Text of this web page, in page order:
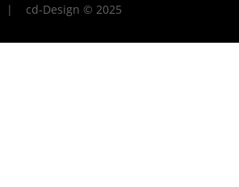
| cd-Design © 2025